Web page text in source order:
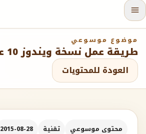
موضوع موسوعي
طريقة عمل نسخة ويندوز 10 على فلاش usb
العودة للمحتويات
محتوى موسوعي تقنية
2015-08-28